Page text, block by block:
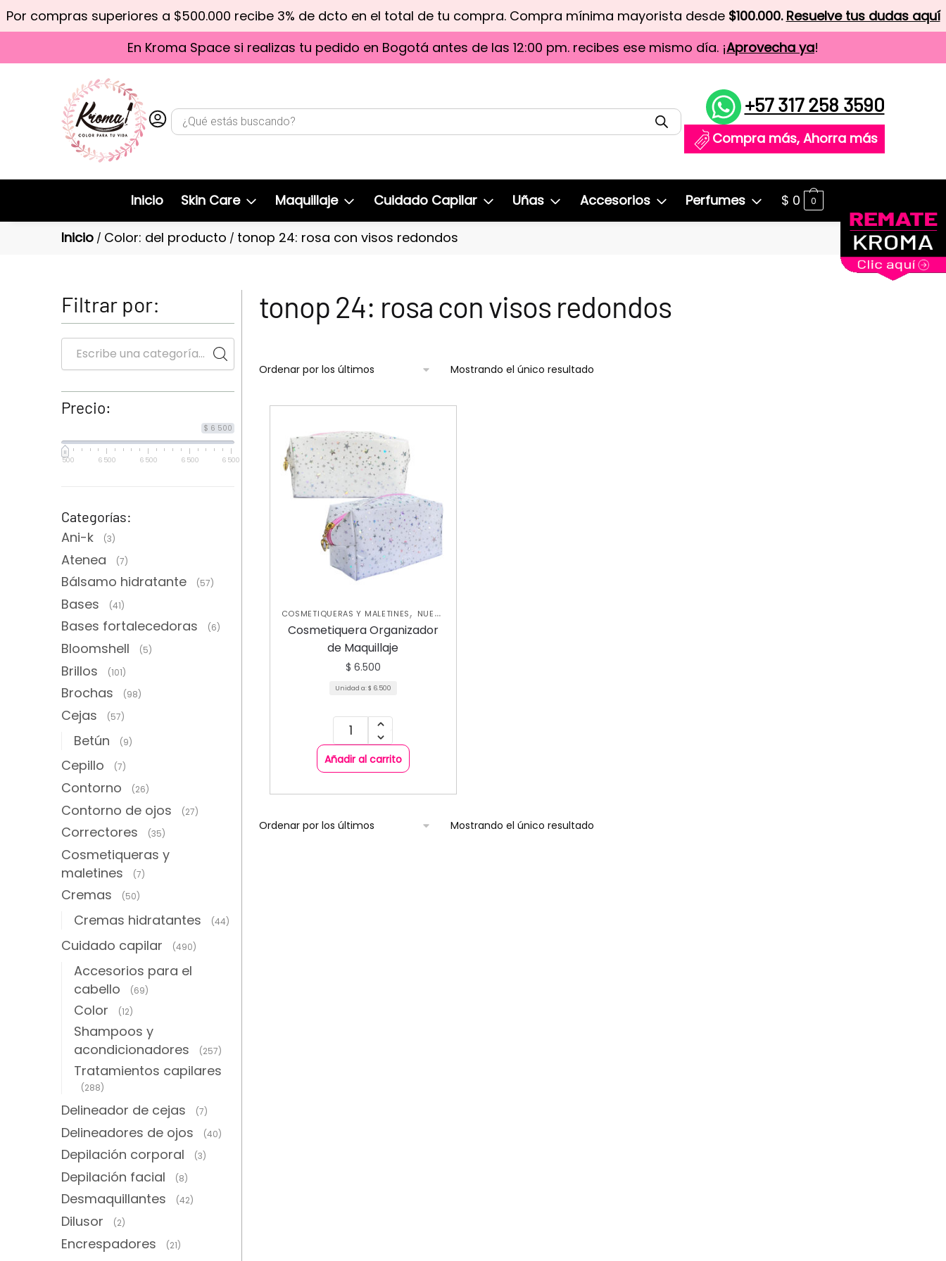
Por compras superiores a $500.000 recibe 3% de dcto en el total de tu compra. Compra mínima mayorista desde $100.000. Resuelve tus dudas aquí
En Kroma Space si realizas tu pedido en Bogotá antes de las 12:00 pm. recibes ese mismo día. ¡Aprovecha ya!
+57 317 258 3590
Compra más, Ahorra más
Inicio Skin Care Maquillaje Cuidado Capilar Uñas Accesorios Perfumes $ 0 0
Inicio / Color: del producto / tonop 24: rosa con visos redondos
tonop 24: rosa con visos redondos
Mostrando el único resultado
COSMETIQUERAS Y MALETINES, NUEVA
COLECCIÓN
Cosmetiquera Organizador
de Maquillaje
$ 6.500
Unidad a:$ 6.500
Añadir al carrito
Mostrando el único resultado
Filtrar por:
Precio:
$ 6 500
6 500 6 500 6 500 6 500 6 500
Categorías:
Ani-k (3)
Atenea (7)
Bálsamo hidratante (57)
Bases (41)
Bases fortalecedoras (6)
Bloomshell (5)
Brillos (101)
Brochas (98)
Cejas (57)
Betún (9)
Cepillo (7)
Contorno (26)
Contorno de ojos (27)
Correctores (35)
Cosmetiqueras y
maletines
(7)
Cremas (50)
Cremas hidratantes (44)
Cuidado capilar (490)
Accesorios para el
cabello
(69)
Color (12)
Shampoos y
acondicionadores
(257)
Tratamientos capilares
(288)
Delineador de cejas (7)
Delineadores de ojos (40)
Depilación corporal (3)
Depilación facial (8)
Desmaquillantes (42)
Dilusor (2)
Encrespadores (21)